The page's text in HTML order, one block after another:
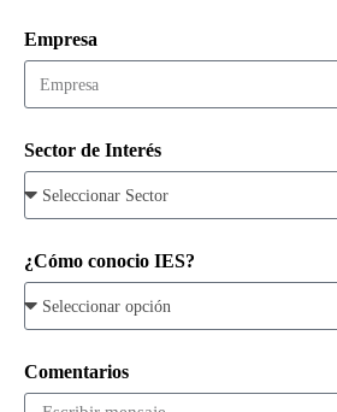
Empresa
Sector de Interés
¿Cómo conocio IES?
Comentarios